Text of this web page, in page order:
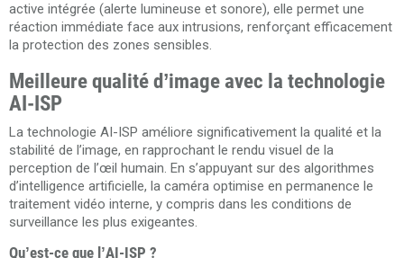
active intégrée (alerte lumineuse et sonore), elle permet une
réaction immédiate face aux intrusions, renforçant efficacement
la protection des zones sensibles.
Meilleure qualité d’image avec la technologie
AI-ISP
La technologie AI-ISP améliore significativement la qualité et la
stabilité de l’image, en rapprochant le rendu visuel de la
perception de l’œil humain. En s’appuyant sur des algorithmes
d’intelligence artificielle, la caméra optimise en permanence le
traitement vidéo interne, y compris dans les conditions de
surveillance les plus exigeantes.
Qu’est-ce que l’AI-ISP ?